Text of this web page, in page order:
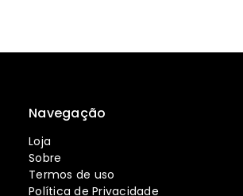
Navegação
Loja
Sobre
Termos de uso
Política de Privacidade